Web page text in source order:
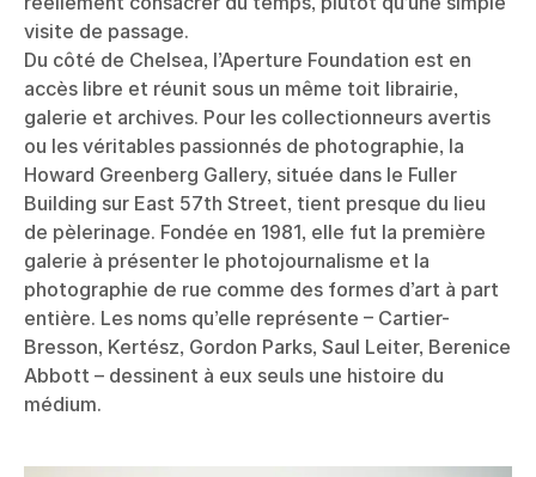
visite de passage.
Du côté de Chelsea, l’Aperture Foundation est en
accès libre et réunit sous un même toit librairie,
galerie et archives. Pour les collectionneurs avertis
ou les véritables passionnés de photographie, la
Howard Greenberg Gallery, située dans le Fuller
Building sur East 57th Street, tient presque du lieu
de pèlerinage. Fondée en 1981, elle fut la première
galerie à présenter le photojournalisme et la
photographie de rue comme des formes d’art à part
entière. Les noms qu’elle représente – Cartier-
Bresson, Kertész, Gordon Parks, Saul Leiter, Berenice
Abbott – dessinent à eux seuls une histoire du
médium.